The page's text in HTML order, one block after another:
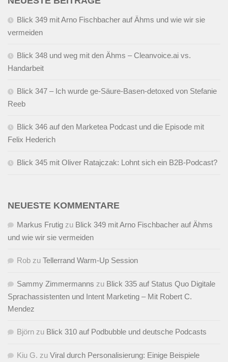
Blick 349 mit Arno Fischbacher auf Ähms und wie wir sie
vermeiden
Blick 348 und weg mit den Ähms – Cleanvoice.ai vs.
Handarbeit
Blick 347 – Ich wurde ge-Säure-Basen-detoxed von Stefanie
Reeb
Blick 346 auf den Marketea Podcast und die Episode mit
Felix Hederich
Blick 345 mit Oliver Ratajczak: Lohnt sich ein B2B-Podcast?
NEUESTE KOMMENTARE
Markus Frutig zu Blick 349 mit Arno Fischbacher auf Ähms
und wie wir sie vermeiden
Rob zu Tellerrand Warm-Up Session
Sammy Zimmermanns zu Blick 335 auf Status Quo Digitale
Sprachassistenten und Intent Marketing – Mit Robert C.
Mendez
Björn zu Blick 310 auf Podbubble und deutsche Podcasts
Kiu G. zu Viral durch Personalisierung: Einige Beispiele